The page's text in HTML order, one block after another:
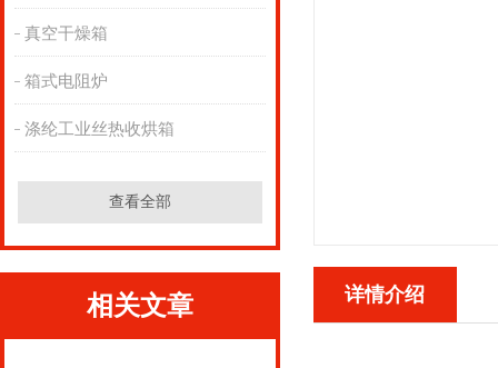
真空干燥箱
箱式电阻炉
涤纶工业丝热收烘箱
查看全部
相关文章 详情介绍